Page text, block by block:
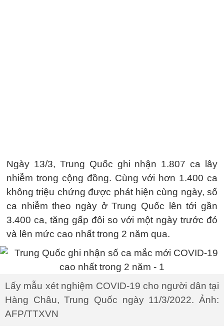
Ngày 13/3, Trung Quốc ghi nhận 1.807 ca lây
nhiễm trong cộng đồng. Cùng với hơn 1.400 ca
không triệu chứng được phát hiện cùng ngày, số
ca nhiễm theo ngày ở Trung Quốc lên tới gần
3.400 ca, tăng gấp đôi so với một ngày trước đó
và lên mức cao nhất trong 2 năm qua.
Lấy mẫu xét nghiệm COVID-19 cho người dân tại
Hàng Châu, Trung Quốc ngày 11/3/2022. Ảnh:
AFP/TTXVN